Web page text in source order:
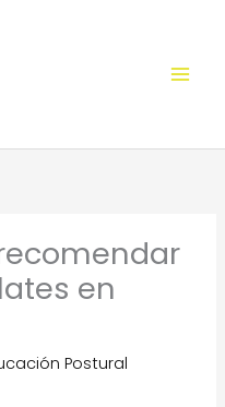
en
Postural